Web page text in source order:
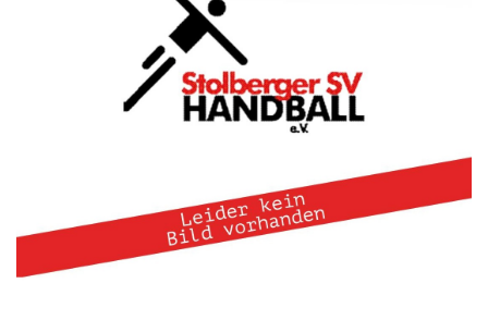
Einladung MV 2026